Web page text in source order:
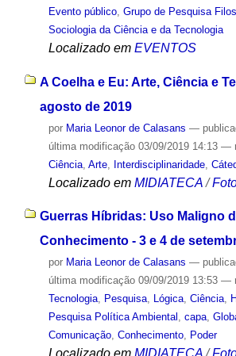
Evento público, Grupo de Pesquisa
Sociologia da Ciência e da Tecnologia
Localizado em EVENTOS
A Coelha e Eu: Arte, Ciência e
agosto de 2019
por Maria Leonor de Calasans —
última modificação03/09/2019 14:13 —
Ciência, Arte, Interdisciplinaridade,
Localizado em MIDIATECA /
Guerras Híbridas: Uso Maligno
Conhecimento - 3 e 4 de
por Maria Leonor de Calasans —
última modificação09/09/2019 13:53 —
Tecnologia, Pesquisa, Lógica, Ciência,
Pesquisa Política Ambiental , capa,
Comunicação, Conhecimento, Poder